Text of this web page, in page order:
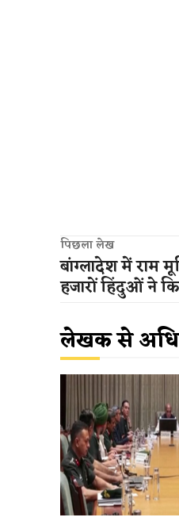
पिछला लेख
बांग्लादेश में राम
हजारों हिंदुओं ने
लेखक से